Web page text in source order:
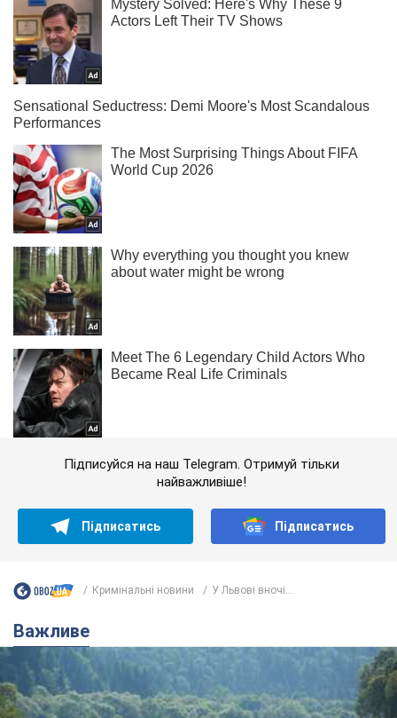
Підписуйся на наш Telegram. Отримуй тільки
найважливіше!
Підписатись Підписатись
Кримінальні новини У Львові вночі...
Важливе